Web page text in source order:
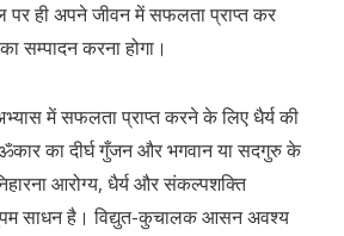
पर ही अपने जीवन में सफलता प्राप्त कर
सम्पादन करना होगा।
में सफलता प्राप्त करने के लिए धैर्य की
का दीर्घ गुँजन और भगवान या सदगुरु के
आरोग्य, धैर्य और संकल्पशक्ति
साधन है। विद्युत-कुचालक आसन अवश्य